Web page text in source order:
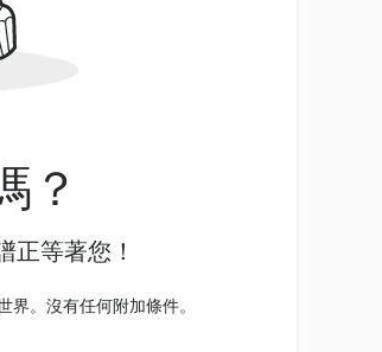
？
正等著您！
。沒有任何附加條件。